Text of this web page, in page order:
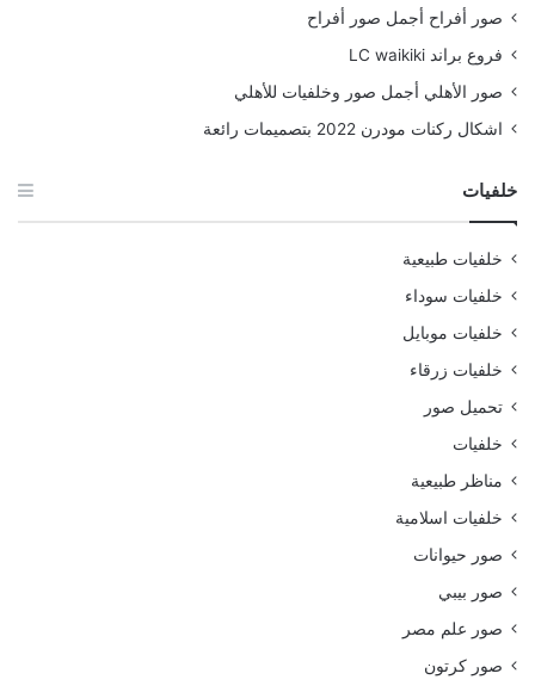
صور أفراح أجمل صور أفراح
فروع براند LC waikiki
صور الأهلي أجمل صور وخلفيات للأهلي
اشكال ركنات مودرن 2022 بتصميمات رائعة
خلفيات
خلفيات طبيعية
خلفيات سوداء
خلفيات موبايل
خلفيات زرقاء
تحميل صور
خلفيات
مناظر طبيعية
خلفيات اسلامية
صور حيوانات
صور بيبي
صور علم مصر
صور كرتون